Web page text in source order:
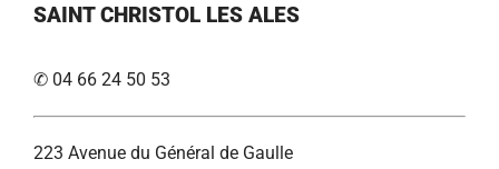
SAINT CHRISTOL LES ALES
✆ 04 66 24 50 53
223 Avenue du Général de Gaulle